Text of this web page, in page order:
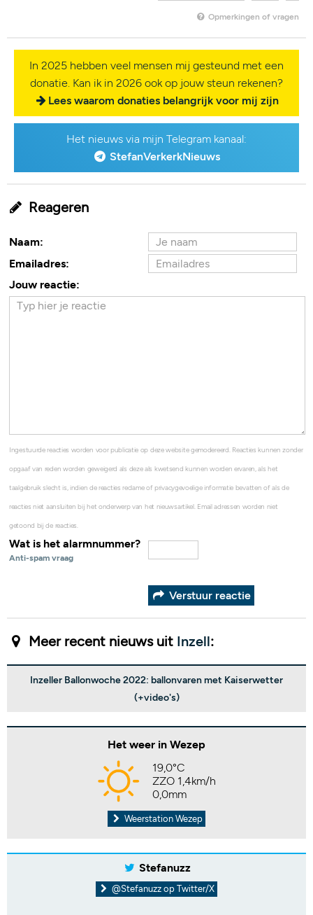
Opmerkingen of vragen
In 2025 hebben veel mensen mij gesteund met een
donatie. Kan ik in 2026 ook op jouw steun rekenen?
Lees waarom donaties belangrijk voor mij zijn
Het nieuws via mijn Telegram kanaal:
StefanVerkerkNieuws
Reageren
Naam:
Emailadres:
Jouw reactie:
Ingestuurde reacties worden voor publicatie op deze website gemodereerd. Reacties kunnen zonder
opgaaf van reden worden geweigerd als deze als kwetsend kunnen worden ervaren, als het
taalgebruik slecht is, indien de reacties reclame of privacygevoelige informatie bevatten of als de
reacties niet aansluiten bij het onderwerp van het nieuwsartikel. Email adressen worden niet
getoond bij de reacties.
Wat is het alarmnummer?
Anti-spam vraag
Verstuur reactie
Meer recent nieuws uit Inzell:
Inzeller Ballonwoche 2022: ballonvaren met Kaiserwetter
(+video's)
Het weer in Wezep
19,0°C
ZZO 1,4km/h
0,0mm
Weerstation Wezep
Stefanuzz
@Stefanuzz op Twitter/X